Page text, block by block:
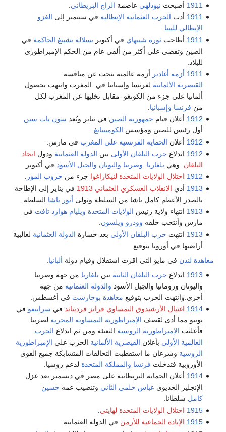
1911 أصبحت نيودلهي عاصمة الراج البريطاني
1911 أدت الحرب العثمانية الإيطالية في سبتمبر إلى الغزو
الإيطالي لليبيا
1911 أطاحتثورة شينهاي في أكتوبر بسلالة تشينغ الحاكمة في
الصين وتقضي على أكثر من ألفي عام من الحكم الإمبراطوري
للبلاد.
1911 أزمة أغادير أزمة عالمية نتجت عن منافسة
القيصرية الألمانية لفرنسا وإسبانيا في المغرب وانتهت بحصول
ألمانيا على جزء من الكونغو مقابل تخليها عن المغرب لكل
من فرنسا وإسبانيا
1912 أعلان قيام جمهورية الصين في يناير ويُعد سون يات سين
أول رئيس للصين ومؤسس الكومينتانغ.
1912 أعلان الحماية الفرنسية على المغرب في مارس.
1912 اندلاع حرب البلقان الأولى بين الدولة العثمانية ودول اتحاد
البلقان وهي بلغاريا وصربيا واليونان والجبل الأسود في أكتوبر
1912 احتلال الولايات المتحدة لنيكاراغوا جزء من حروب الموز .
1913 أدي الانقلاب العسكري العثماني 1913
في يناير إلى الإطاحة
بالصدر الأعظم كامل باشا من السلطة وتولى أنور باشا السلطة.
1913 انتهاء ولاية رئيس الولايات المتحدة ويليام هوارد تافت في
مارس وأنتخب خلفه وودرو ويلسون.
1913 انتهت حرب البلقان الأولى بعد خسارة الدولة العثمانية لغالبية
أراضيها في أوروبا بتوقيع
معاهدة لندن في مايو التي اقرت استقلال وقيام دولة ألبانيا
1913 اندلاع حرب البلقان الثانية بين بلغاريا من جهة وصربيا
واليونان ورومانيا والجبل الأسود والدولة العثمانية من جهة
أخرى.وانتهت الحرب بتوقيع معاهدة بوخارست في أغسطس.
1914 اغتيال الأرشيدوق النمساوي فرانز فرديناند في سراييفو في
يونيو مما أدى لقصف الإمبراطورية النمساوية المجرية لصربيا
فأعلنت الإمبراطورية الروسية التعبئة ومن ثم اندلاع الحرب
العالمية الأولى بأعلان القيصرية الألمانية الحرب علي الإمبراطورية
الروسية وسرعان ما استقطبت التحالفات المتشابكة جميع القوى
الأوروبية فتدخلت فرنسا والمملكة المتحدة لدعم روسيا.
1914 أعلان الحماية البريطانية على مصر في ديسمبر بعد عزل
الإنجليز الخديوي عباس حلمي الثاني وتنصيب عمه حسين
كامل سلطانا.
1915 احتلال الولايات المتحدة لهايتي
1915 الإبادة الجماعية للأرمن في الدولة العثمانية.